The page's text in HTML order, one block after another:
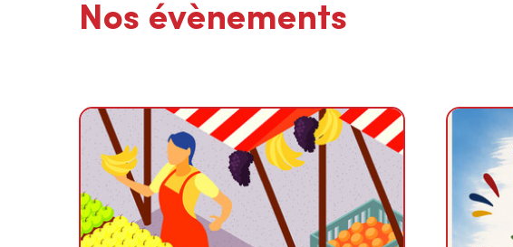
Nos évènements